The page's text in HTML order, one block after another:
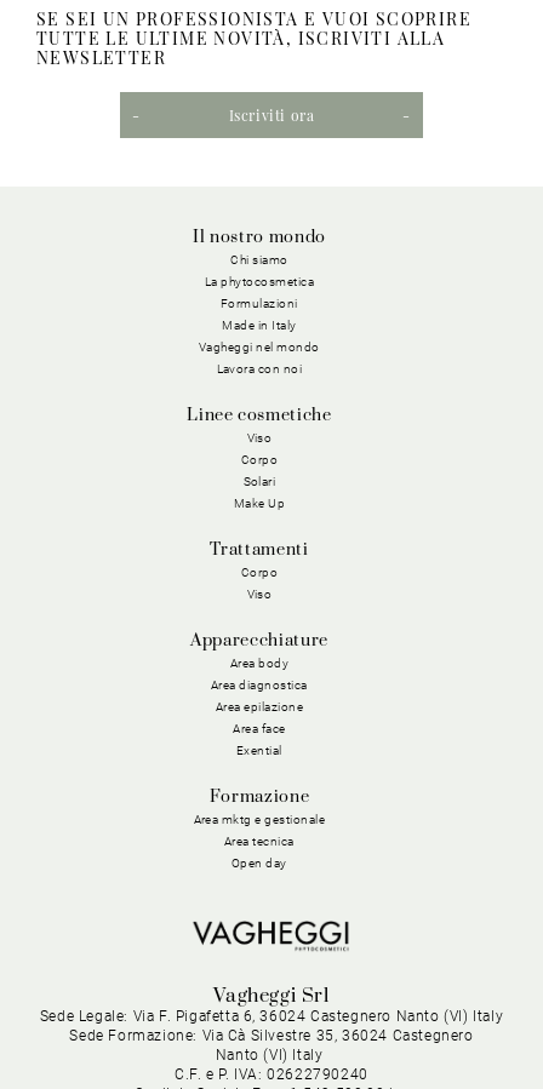
SE SEI UN PROFESSIONISTA E VUOI SCOPRIRE
TUTTE LE ULTIME NOVITÀ, ISCRIVITI ALLA
NEWSLETTER
Iscriviti ora
Il nostro mondo
Chi siamo
La phytocosmetica
Formulazioni
Made in Italy
Vagheggi nel mondo
Lavora con noi
Linee cosmetiche
Viso
Corpo
Solari
Make Up
Trattamenti
Corpo
Viso
Apparecchiature
Area body
Area diagnostica
Area epilazione
Area face
Exential
Formazione
Area mktg e gestionale
Area tecnica
Open day
Vagheggi Srl
Sede Legale: Via F. Pigafetta 6, 36024 Castegnero Nanto (VI) Italy
Sede Formazione: Via Cà Silvestre 35, 36024 Castegnero
Nanto (VI) Italy
C.F. e P. IVA: 02622790240